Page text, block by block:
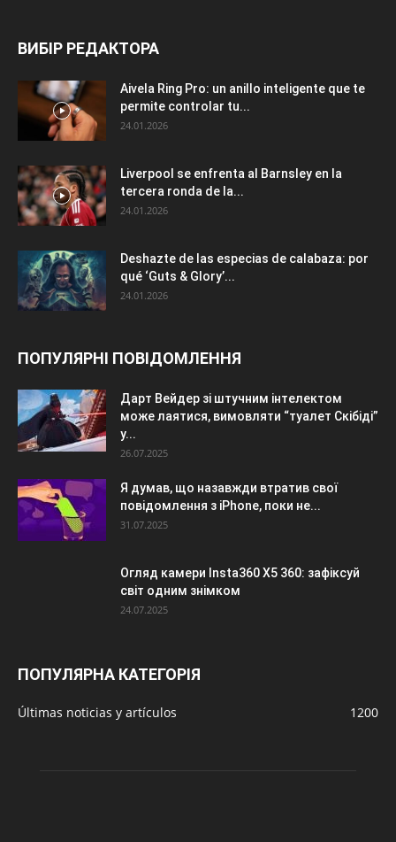
ВИБІР РЕДАКТОРА
Aivela Ring Pro: un anillo inteligente que te
permite controlar tu...
24.01.2026
Liverpool se enfrenta al Barnsley en la
tercera ronda de la...
24.01.2026
Deshazte de las especias de calabaza: por
qué ‘Guts & Glory’...
24.01.2026
ПОПУЛЯРНІ ПОВІДОМЛЕННЯ
Дарт Вейдер зі штучним інтелектом
може лаятися, вимовляти “туалет Скібіді”
у...
26.07.2025
Я думав, що назавжди втратив свої
повідомлення з iPhone, поки не...
31.07.2025
Огляд камери Insta360 X5 360: зафіксуй
світ одним знімком
24.07.2025
ПОПУЛЯРНА КАТЕГОРІЯ
Últimas noticias y artículos 1200